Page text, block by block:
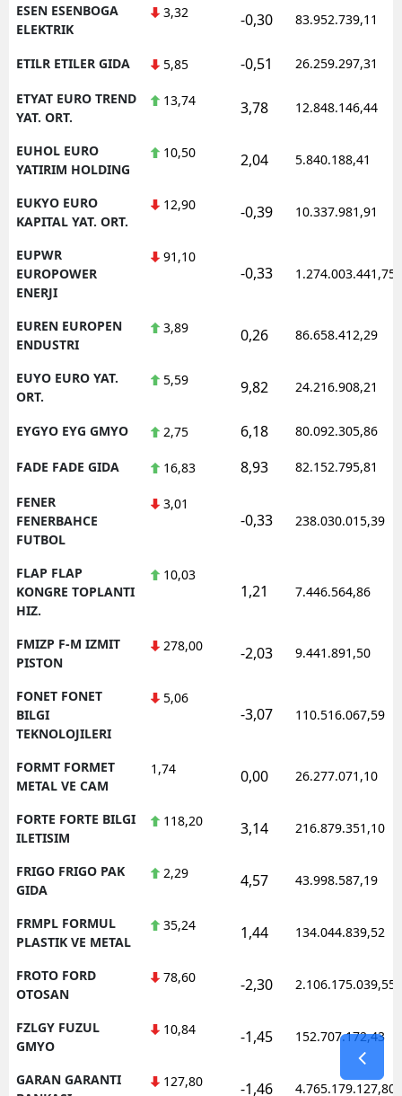
ESEN ESENBOGA
ELEKTRIK
3,32 -0,30 83.952.739,11
ETILR ETILER GIDA 5,85 -0,51 26.259.297,31
ETYAT EURO TREND
YAT. ORT.
13,74 3,78 12.848.146,44
EUHOL EURO
YATIRIM HOLDING
10,50 2,04 5.840.188,41
EUKYO EURO
KAPITAL YAT. ORT.
12,90 -0,39 10.337.981,91
EUPWR
EUROPOWER
ENERJI
91,10
-0,33 1.274.003.441,75
EUREN EUROPEN
ENDUSTRI
3,89 0,26 86.658.412,29
EUYO EURO YAT.
ORT.
5,59 9,82 24.216.908,21
EYGYO EYG GMYO 2,75 6,18 80.092.305,86
FADE FADE GIDA 16,83 8,93 82.152.795,81
FENER
FENERBAHCE
FUTBOL
3,01
-0,33 238.030.015,39
FLAP FLAP
KONGRE TOPLANTI
HIZ.
10,03
1,21 7.446.564,86
FMIZP F-M IZMIT
PISTON
278,00 -2,03 9.441.891,50
FONET FONET
BILGI
TEKNOLOJILERI
5,06
-3,07 110.516.067,59
FORMT FORMET
METAL VE CAM
1,74 0,00 26.277.071,10
FORTE FORTE BILGI
ILETISIM
118,20 3,14 216.879.351,10
FRIGO FRIGO PAK
GIDA
2,29 4,57 43.998.587,19
FRMPL FORMUL
PLASTIK VE METAL
35,24 1,44 134.044.839,52
FROTO FORD
OTOSAN
78,60 -2,30 2.106.175.039,55
FZLGY FUZUL
GMYO
10,84 -1,45 152.707.172,43
GARAN GARANTI
127,80 -1,46 4.765.179.127,80